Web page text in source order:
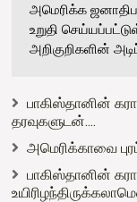
அமெரிக்க
உறுதி
அறிகுறிகளின்
பாகிஸ்தானின்
தரவுகளுடன்....
அமெரிக்காவை
பாகிஸ்தானின்